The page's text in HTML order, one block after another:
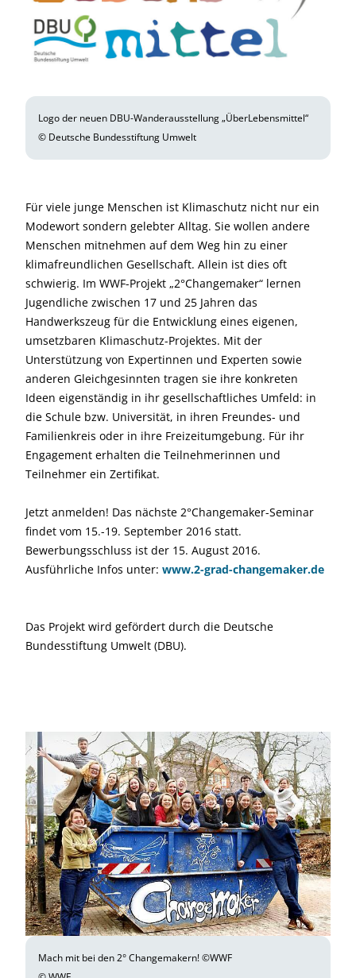
Logo der neuen DBU-Wanderausstellung „ÜberLebensmittel“
© Deutsche Bundesstiftung Umwelt
Für viele junge Menschen ist Klimaschutz nicht nur ein
Modewort sondern gelebter Alltag. Sie wollen andere
Menschen mitnehmen auf dem Weg hin zu einer
klimafreundlichen Gesellschaft. Allein ist dies oft
schwierig. Im WWF-Projekt „2°Changemaker“ lernen
Jugendliche zwischen 17 und 25 Jahren das
Handwerkszeug für die Entwicklung eines eigenen,
umsetzbaren Klimaschutz-Projektes. Mit der
Unterstützung von Expertinnen und Experten sowie
anderen Gleichgesinnten tragen sie ihre konkreten
Ideen eigenständig in ihr gesellschaftliches Umfeld: in
die Schule bzw. Universität, in ihren Freundes- und
Familienkreis oder in ihre Freizeitumgebung. Für ihr
Engagement erhalten die Teilnehmerinnen und
Teilnehmer ein Zertifikat.
Jetzt anmelden! Das nächste 2°Changemaker-Seminar
findet vom 15.-19. September 2016 statt.
Bewerbungsschluss ist der 15. August 2016.
Ausführliche Infos unter: www.2-grad-changemaker.de
Das Projekt wird gefördert durch die Deutsche
Bundesstiftung Umwelt (DBU).
Mach mit bei den 2° Changemakern! ©WWF